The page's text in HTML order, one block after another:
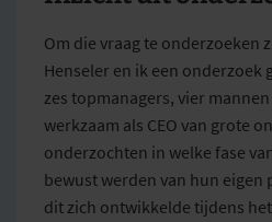
Om die vraag te onderzoeken
Henseler en ik een onderzoek
zes topmanagers, vier
werkzaam als CEO van grote
onderzochten in welke fase
bewust werden van hun eigen
dit zich ontwikkelde tijdens